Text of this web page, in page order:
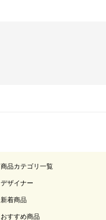
商品カテゴリ一覧
デザイナー
新着商品
おすすめ商品